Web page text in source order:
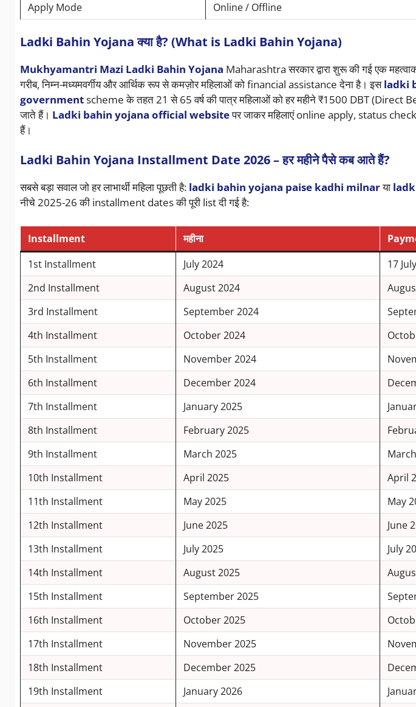
Apply Mode
Online / Offline
Ladki Bahin Yojana क्या है? (What is Ladki Bahin Yojana)
Mukhyamantri Mazi Ladki Bahin Yojana Maharashtra सरकार द्वारा शुरू की गई एक
गरीब, निम्न-मध्यमवर्गीय और आर्थिक रूप से कमज़ोर महिलाओं को financial assistance देना है। इसladki
governmentscheme के तहत 21 से 65 वर्ष की पात्र महिलाओं को हर महीने ₹1500 DBT
जाते हैं। Ladki bahin yojana official websiteपर जाकर महिलाएं online apply, status
हैं।
Ladki Bahin Yojana Installment Date 2026 – हर महीने पैसे कब आते हैं?
सबसे बड़ा सवाल जो हर लाभार्थी महिला पूछती है: ladki bahin yojana paise kadhi milnarया
नीचे 2025-26 की installment dates की पूरी list दी गई है:
Installment महीना
1st Installment
July 2024
17
2nd Installment
August 2024
3rd Installment
September 2024
4th Installment
October 2024
5th Installment
November 2024
6th Installment
December 2024
7th Installment
January 2025
8th Installment
February 2025
9th Installment
March 2025
10th Installment
April 2025
April
11th Installment
May 2025
May
12th Installment
June 2025
June
13th Installment
July 2025
July
14th Installment
August 2025
15th Installment
September 2025
16th Installment
October 2025
17th Installment
November 2025
18th Installment
December 2025
19th Installment
January 2026